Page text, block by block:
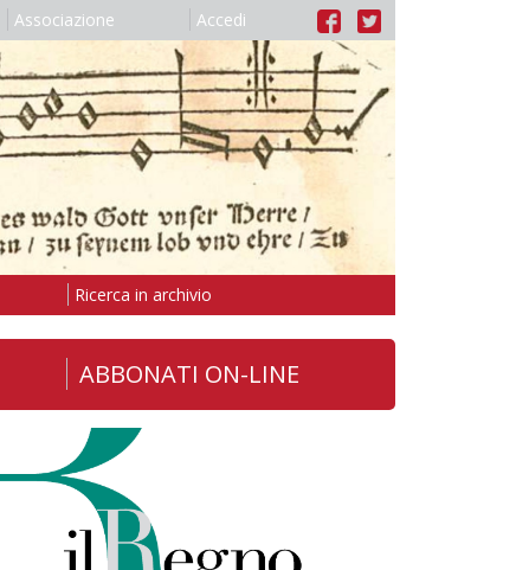
Associazione Accedi
Ricerca in archivio
ABBONATI ON-LINE